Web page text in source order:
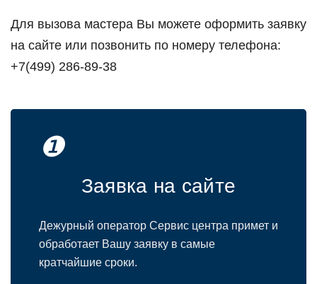
Для вызова мастера Вы можете оформить заявку
на сайте или позвонить по номеру телефона:
+7(499) 286-89-38
❶
Заявка на сайте
Дежурный оператор Сервис центра примет и
обработает Вашу заявку в самые
кратчайшие сроки.